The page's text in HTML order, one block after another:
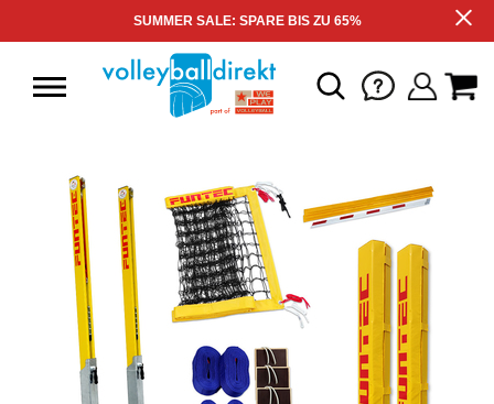
SUMMER SALE: SPARE BIS ZU 65%